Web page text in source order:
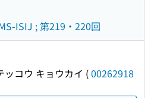
ISIJ ; 第219・220回
ッコウ キョウカイ (00262918